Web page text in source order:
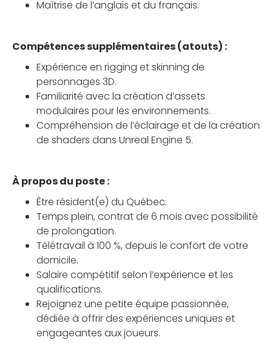
Maîtrise de l’anglais et du français.
Compétences supplémentaires (atouts) :
Expérience en rigging et skinning de
personnages 3D.
Familiarité avec la création d’assets
modulaires pour les environnements.
Compréhension de l’éclairage et de la création
de shaders dans Unreal Engine 5.
À propos du poste :
Être résident(e) du Québec.
Temps plein, contrat de 6 mois avec possibilité
de prolongation.
Télétravail à 100 %, depuis le confort de votre
domicile.
Salaire compétitif selon l’expérience et les
qualifications.
Rejoignez une petite équipe passionnée,
dédiée à offrir des expériences uniques et
engageantes aux joueurs.